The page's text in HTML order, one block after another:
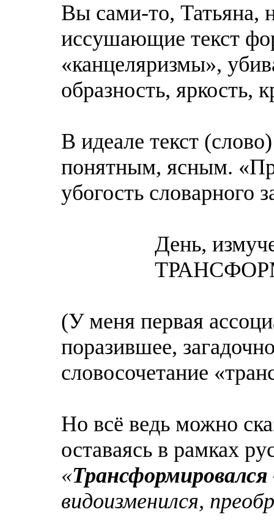
Вы сами-то, Татьяна,
иссушающие текст
«канцеляризмы»,
образность, яркость,
В идеале текст
понятным, ясным.
убогость словарного
День,
(У меня первая
поразившее,
словосочетание
Но всё ведь можно
оставаясь в рамках
«Трансформировался
видоизменился,